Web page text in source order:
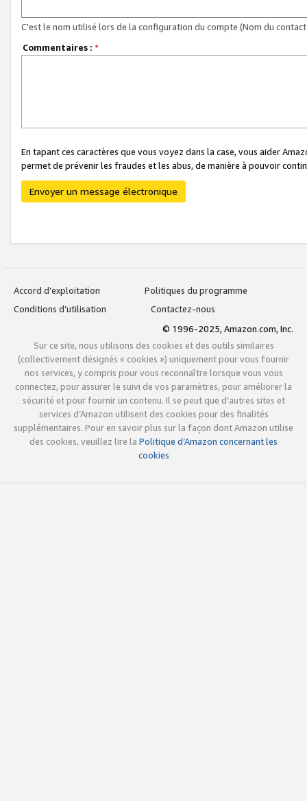
C'est le nom utilisé lors de la configuration du compte (Nom du
Commentaires : *
En tapant ces caractères que vous voyez dans la case, vous aider
permet de prévenir les fraudes et les abus, de manière à pouvoir
Envoyer un message électronique
Accord d’exploitation
Politiques du programme
Conditions d’utilisation
Contactez-nous
© 1996-2025, Amazon.com, Inc.
Sur ce site, nous utilisons des cookies et des outils similaires
(collectivement désignés « cookies ») uniquement pour vous fournir
nos services, y compris pour vous reconnaître lorsque vous vous
connectez, pour assurer le suivi de vos paramètres, pour améliorer la
sécurité et pour fournir un contenu. Il se peut que d’autres sites et
services d’Amazon utilisent des cookies pour des finalités
supplémentaires. Pour en savoir plus sur la façon dont Amazon utilise
des cookies, veuillez lire la Politique d’Amazon concernant les
cookies